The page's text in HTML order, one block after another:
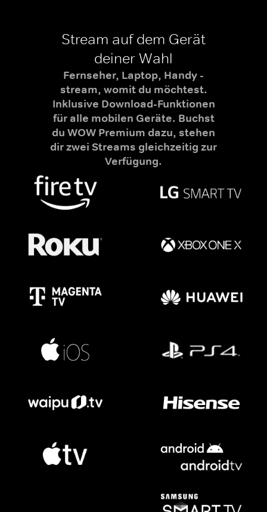
Stream auf dem Gerät
deiner Wahl
Fernseher, Laptop, Handy -
stream, womit du möchtest.
Inklusive Download-Funktionen
für alle mobilen Geräte. Buchst
du WOW Premium dazu, stehen
dir zwei Streams gleichzeitig zur
Verfügung.